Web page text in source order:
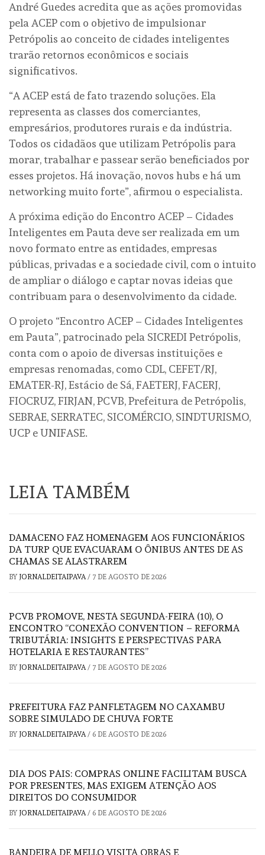
André Guedes acredita que as ações promovidas
pela ACEP com o objetivo de impulsionar
Petrópolis ao conceito de cidades inteligentes
trarão retornos econômicos e sociais
significativos.
“A ACEP está de fato trazendo soluções. Ela
representa as classes dos comerciantes,
empresários, produtores rurais e da indústria.
Todos os cidadãos que utilizam Petrópolis para
morar, trabalhar e passear serão beneficiados por
esses projetos. Há inovação, novos hubs e há um
networking muito forte”, afirmou o especialista.
A próxima edição do Encontro ACEP – Cidades
Inteligentes em Pauta deve ser realizada em um
novo formato entre as entidades, empresas
públicas, privadas e a sociedade civil, com o intuito
de ampliar o diálogo e captar novas ideias que
contribuam para o desenvolvimento da cidade.
O projeto “Encontro ACEP – Cidades Inteligentes
em Pauta”, patrocinado pela SICREDI Petrópolis,
conta com o apoio de diversas instituições e
empresas renomadas, como CDL, CEFET/RJ,
EMATER-RJ, Estácio de Sá, FAETERJ, FACERJ,
FIOCRUZ, FIRJAN, PCVB, Prefeitura de Petrópolis,
SEBRAE, SERRATEC, SICOMÉRCIO, SINDTURISMO,
UCP e UNIFASE.
LEIA TAMBÉM
DAMACENO FAZ HOMENAGEM AOS FUNCIONÁRIOS
DA TURP QUE EVACUARAM O ÔNIBUS ANTES DE AS
CHAMAS SE ALASTRAREM
BY JORNALDEITAIPAVA/ 7 DE AGOSTO DE 2026
PCVB PROMOVE, NESTA SEGUNDA-FEIRA (10), O
ENCONTRO “CONEXÃO CONVENTION – REFORMA
TRIBUTÁRIA: INSIGHTS E PERSPECTIVAS PARA
HOTELARIA E RESTAURANTES”
BY JORNALDEITAIPAVA/ 7 DE AGOSTO DE 2026
PREFEITURA FAZ PANFLETAGEM NO CAXAMBU
SOBRE SIMULADO DE CHUVA FORTE
BY JORNALDEITAIPAVA/ 6 DE AGOSTO DE 2026
DIA DOS PAIS: COMPRAS ONLINE FACILITAM BUSCA
POR PRESENTES, MAS EXIGEM ATENÇÃO AOS
DIREITOS DO CONSUMIDOR
BY JORNALDEITAIPAVA/ 6 DE AGOSTO DE 2026
BANDEIRA DE MELLO VISITA OBRAS E